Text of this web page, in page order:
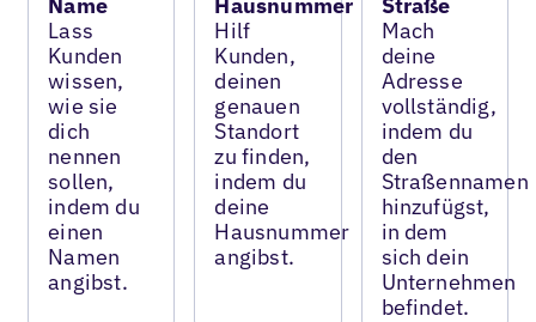
Lass
Kunden
wissen,
wie sie
dich
nennen
sollen,
indem du
einen
Namen
angibst.
Hilf
Kunden,
deinen
genauen
Standort
zu finden,
indem du
deine
Hausnummer
angibst.
Mach
deine
Adresse
vollständig,
indem du
den
Straßennamen
hinzufügst,
in dem
sich dein
Unternehmen
befindet.